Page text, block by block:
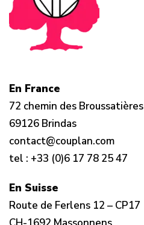
En France
72 chemin des Broussatières
69126 Brindas
contact@couplan.com
tel : +33 (0)6 17 78 25 47
En Suisse
Route de Ferlens 12 – CP17